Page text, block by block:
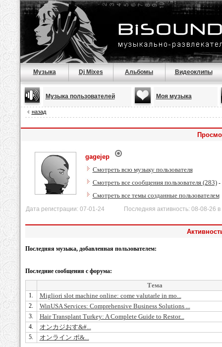
Музыка Dj Mixes Альбомы Видеоклипы
Музыка пользователей Моя музыка
назад
gagejep
Смотреть всю музыку пользователя
Смотреть все сообщения пользователя (283)-
Смотреть все темы созданные пользователем
Дата регистрации: 07-01-24 Последняя активность: 08-08-26 в
Последняя музыка, добавленная пользователем:
Последние сообщения с форума:
Тема
1. Migliori slot machine online: come valutarle in mo...
2. WinUSA Services: Comprehensive Business Solutions ...
3. Hair Transplant Turkey: A Complete Guide to Restor...
4. オンカジおす&#...
5. オンライン ポ&...